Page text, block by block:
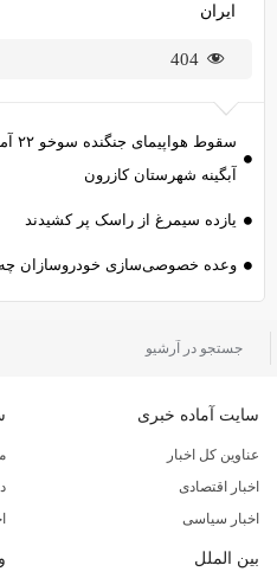
ایران
404
آبگینه شهرستان کازرون
یازده سیمرغ از راسک پر کشیدند
وعده خصوصی‌سازی خودروسازان
سایت آماده خبری
عناوین کل اخبار
اخبار اقتصادی
اخبار سیاسی
بین الملل